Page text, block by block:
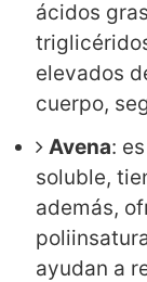
ácidos
elevados
cuerpo,
Avena:
soluble,
además,
ayudan a